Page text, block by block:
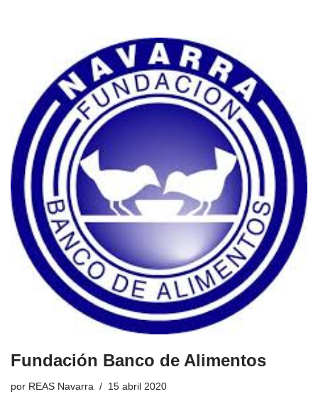
Fundación Banco de Alimentos
por REAS Navarra 15 abril 2020